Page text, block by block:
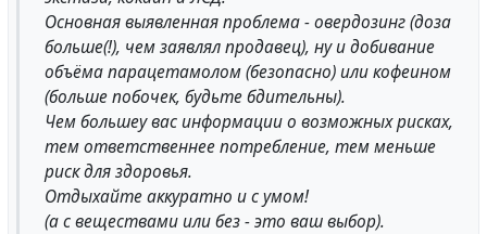
Основная выявленная проблема - овердозинг (доза
больше(!), чем заявлял продавец), ну и добивание
объёма парацетамолом (безопасно) или кофеином
(больше побочек, будьте бдительны).
Чем большеу вас информации о возможных рисках,
тем ответственнее потребление, тем меньше
риск для здоровья.
Отдыхайте аккуратно и с умом!
(а с веществами или без - это ваш выбор).